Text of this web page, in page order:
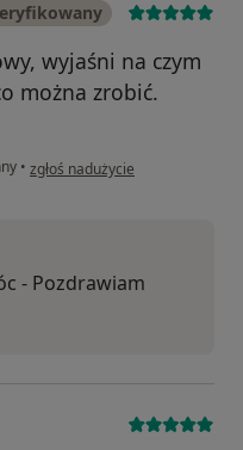
wyjaśni na czym
można zrobić.
• w opinii użytkownika Jakub
zgłoś nadużycie
- Pozdrawiam